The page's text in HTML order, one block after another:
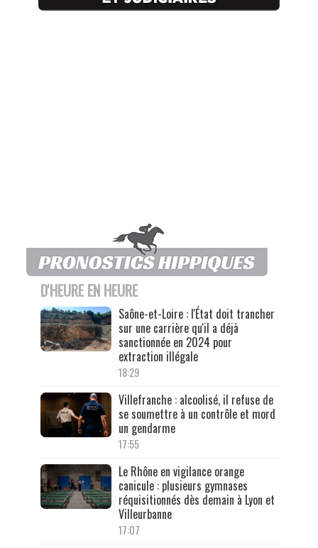
D'HEURE EN HEURE
Saône-et-Loire : l'État doit trancher
sur une carrière qu'il a déjà
sanctionnée en 2024 pour
extraction illégale
18:29
Villefranche : alcoolisé, il refuse de
se soumettre à un contrôle et mord
un gendarme
17:55
Le Rhône en vigilance orange
canicule : plusieurs gymnases
réquisitionnés dès demain à Lyon et
Villeurbanne
17:07